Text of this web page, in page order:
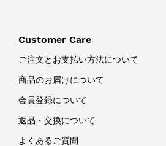
Customer Care
ご注文とお支払い方法について
商品のお届けについて
会員登録について
返品・交換について
よくあるご質問